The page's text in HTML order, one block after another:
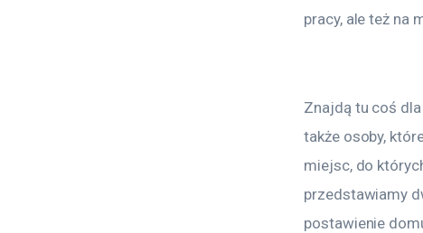
pracy, ale też na
Znajdą tu coś
także osoby,
miejsc, do
przedstawiamy
postawienie